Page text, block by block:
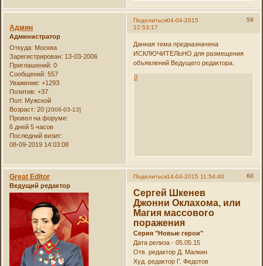
Поделиться 59
04-04-2015
12:53:17
Админ
Администратор
Откуда: Москва
Зарегистрирован: 13-03-2006
Приглашений: 0
Сообщений: 557
Уважение: +1293
Позитив: +37
Пол: Мужской
Возраст: 20[2006-03-13]
Провел на форуме:
6 дней 5 часов
Последний визит:
08-09-2019 14:03:08
Данная тема предназначена
ИСКЛЮЧИТЕЛЬНО для размещения
объявлений Ведущего редактора.
0
Поделиться 60
14-04-2015 11:54:40
Great Editor
Ведущий редактор
Сергей Шкенев
Джонни Оклахома, или
Магия массового
поражения
Серия "Новые герои"
Дата релиза - 05.05.15
Отв. редактор Д. Малкин
Худ. редактор Г. Федотов